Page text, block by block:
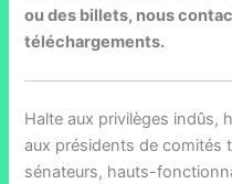
ou des billets, nous
téléchargements.
Halte aux privilèges indûs,
aux présidents de comités
sénateurs, hauts-